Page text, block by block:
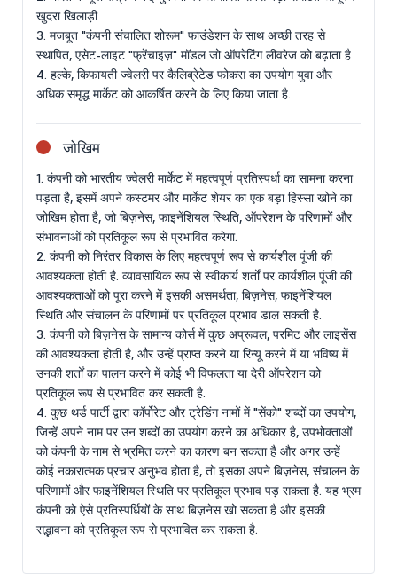
खुदरा खिलाड़ी
3. मजबूत "कंपनी संचालित शोरूम" फाउंडेशन के साथ अच्छी तरह से
स्थापित, एसेट-लाइट "फ्रेंचाइज़" मॉडल जो ऑपरेटिंग लीवरेज को बढ़ाता है
4. हल्के, किफायती ज्वेलरी पर कैलिब्रेटेड फोकस का उपयोग युवा और
अधिक समृद्ध मार्केट को आकर्षित करने के लिए किया जाता है.
जोखिम
1. कंपनी को भारतीय ज्वेलरी मार्केट में महत्वपूर्ण प्रतिस्पर्धा का सामना करना
पड़ता है, इसमें अपने कस्टमर और मार्केट शेयर का एक बड़ा हिस्सा खोने का
जोखिम होता है, जो बिज़नेस, फाइनेंशियल स्थिति, ऑपरेशन के परिणामों और
संभावनाओं को प्रतिकूल रूप से प्रभावित करेगा.
2. कंपनी को निरंतर विकास के लिए महत्वपूर्ण रूप से कार्यशील पूंजी की
आवश्यकता होती है. व्यावसायिक रूप से स्वीकार्य शर्तों पर कार्यशील पूंजी की
आवश्यकताओं को पूरा करने में इसकी असमर्थता, बिज़नेस, फाइनेंशियल
स्थिति और संचालन के परिणामों पर प्रतिकूल प्रभाव डाल सकती है.
3. कंपनी को बिज़नेस के सामान्य कोर्स में कुछ अप्रूवल, परमिट और लाइसेंस
की आवश्यकता होती है, और उन्हें प्राप्त करने या रिन्यू करने में या भविष्य में
उनकी शर्तों का पालन करने में कोई भी विफलता या देरी ऑपरेशन को
प्रतिकूल रूप से प्रभावित कर सकती है.
4. कुछ थर्ड पार्टी द्वारा कॉर्पोरेट और ट्रेडिंग नामों में "सेंको" शब्दों का उपयोग,
जिन्हें अपने नाम पर उन शब्दों का उपयोग करने का अधिकार है, उपभोक्ताओं
को कंपनी के नाम से भ्रमित करने का कारण बन सकता है और अगर उन्हें
कोई नकारात्मक प्रचार अनुभव होता है, तो इसका अपने बिज़नेस, संचालन के
परिणामों और फाइनेंशियल स्थिति पर प्रतिकूल प्रभाव पड़ सकता है. यह भ्रम
कंपनी को ऐसे प्रतिस्पर्धियों के साथ बिज़नेस खो सकता है और इसकी
सद्भावना को प्रतिकूल रूप से प्रभावित कर सकता है.